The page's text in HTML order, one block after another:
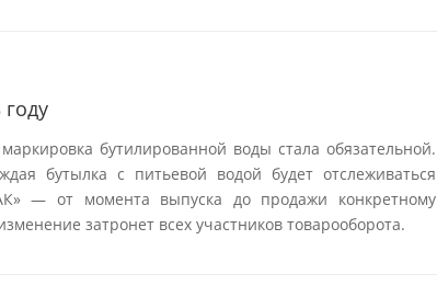
бутилированной воды стала обязательной.
бутылка с питьевой водой будет отслеживаться
— от момента выпуска до продажи конкретному
затронет всех участников товарооборота.